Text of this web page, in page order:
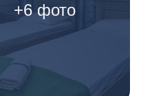
+6 фото